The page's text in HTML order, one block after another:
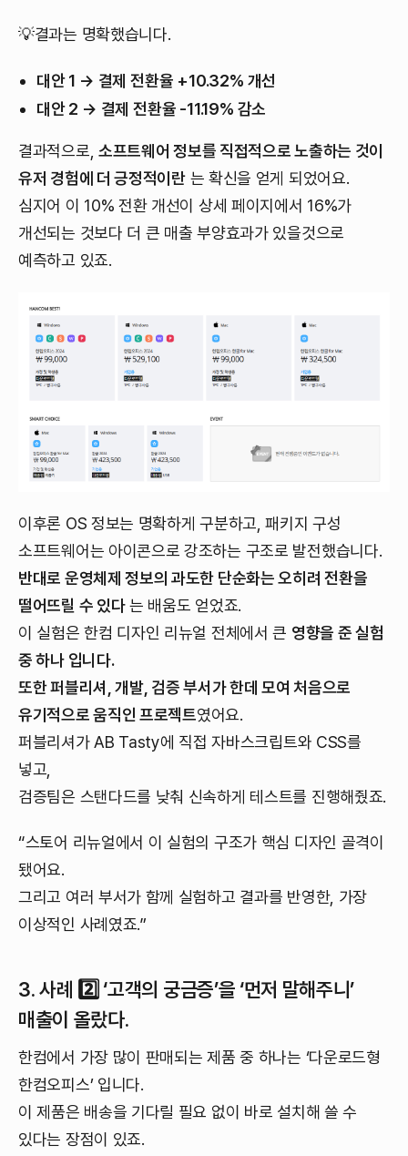
💡결과는 명확했습니다.
대안 1 → 결제 전환율 +10.32% 개선
대안 2 → 결제 전환율 -11.19% 감소
결과적으로, 소프트웨어 정보를 직접적으로 노출하는 것이
유저 경험에 더 긍정적이란는 확신을 얻게 되었어요.
심지어 이 10% 전환 개선이 상세 페이지에서 16%가
개선되는 것보다 더 큰 매출 부양효과가 있을것으로
예측하고 있죠.
이후론 OS 정보는 명확하게 구분하고, 패키지 구성
소프트웨어는 아이콘으로 강조하는 구조로 발전했습니다.
반대로 운영체제 정보의 과도한 단순화는 오히려 전환을
떨어뜨릴 수 있다는 배움도 얻었죠.
이 실험은 한컴 디자인 리뉴얼 전체에서 큰 영향을 준 실험
중 하나 입니다.
또한 퍼블리셔, 개발, 검증 부서가 한데 모여 처음으로
유기적으로 움직인 프로젝트였어요.
퍼블리셔가 AB Tasty에 직접 자바스크립트와 CSS를
넣고,
검증팀은 스탠다드를 낮춰 신속하게 테스트를 진행해줬죠.
“스토어 리뉴얼에서 이 실험의 구조가 핵심 디자인 골격이
됐어요.
그리고 여러 부서가 함께 실험하고 결과를 반영한, 가장
이상적인 사례였죠.”
3. 사례 2️⃣ ‘고객의 궁금증’을 ‘먼저 말해주니’
매출이 올랐다.
한컴에서 가장 많이 판매되는 제품 중 하나는 ‘다운로드형
한컴오피스’ 입니다.
이 제품은 배송을 기다릴 필요 없이 바로 설치해 쓸 수
있다는 장점이 있죠.